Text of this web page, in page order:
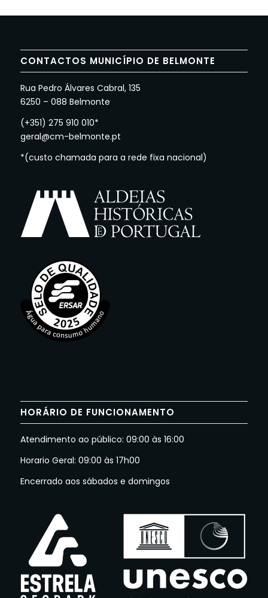
CONTACTOS MUNICÍPIO DE BELMONTE
Rua Pedro Álvares Cabral, 135
6250 – 088 Belmonte
(+351) 275 910 010*
geral@cm-belmonte.pt
*(custo chamada para a rede fixa nacional)
HORÁRIO DE FUNCIONAMENTO
Atendimento ao público: 09:00 às 16:00
Horario Geral: 09:00 às 17h00
Encerrado aos sábados e domingos